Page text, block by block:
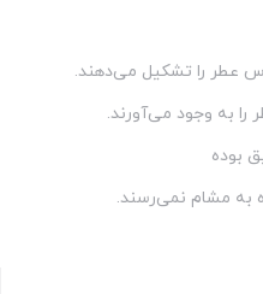
عطر را تشکیل می‌دهند.
به وجود می‌آورند.
بوده